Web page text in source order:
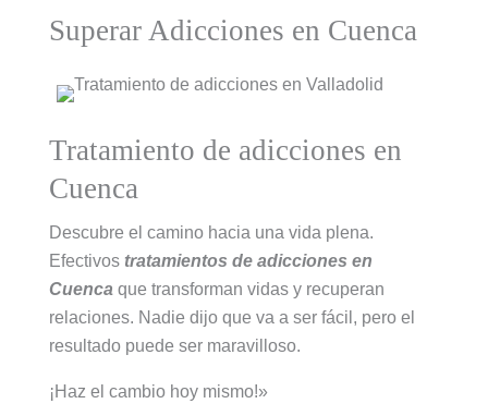
Superar Adicciones en Cuenca
Tratamiento de adicciones en
Cuenca
Descubre el camino hacia una vida plena.
Efectivos tratamientos de adicciones en
Cuenca que transforman vidas y recuperan
relaciones. Nadie dijo que va a ser fácil, pero el
resultado puede ser maravilloso.
¡Haz el cambio hoy mismo!»